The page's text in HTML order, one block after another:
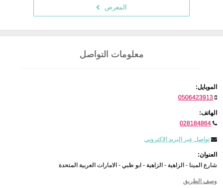
المعرض
معلومات التواصل
الموبايل:
0506423913
الهاتف:
028184864
تواصل عبر البريد الاكتروني
العنوان:
شارع المينا - الزاهية - الزاهية - ابو ظبي - الامارات العربية المتحدة
وصف الطريق